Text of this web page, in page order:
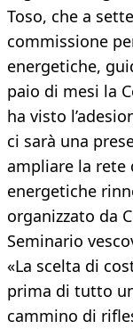
Toso, che a
commissione
energetiche,
paio di mesi la
ha visto
ci sarà una
ampliare la rete
energetiche
organizzato da
Seminario
«La scelta di
prima di tutto
cammino di